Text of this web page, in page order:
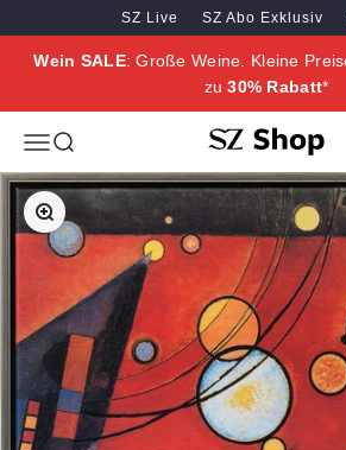
Zum Inhalt springen
Zum Hauptinhalt springen
SZ Live SZ Abo Exklusiv
Wein SALE: Große Weine. Kleine
zu30% Rabatt*
MenüSuche SZ Erleben
Bild vergrößern